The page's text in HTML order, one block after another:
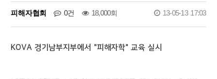
피해자협회 0건 18,000회 13-05-13 17:03
KOVA 경기남부지부에서 "피해자학" 교육 실시